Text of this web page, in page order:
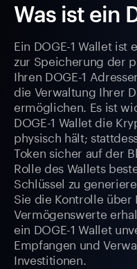
Was ist ein
Ein DOGE-1 Wallet ist
zur Speicherung der
Ihren DOGE-1
die Verwaltung Ihrer
ermöglichen. Es ist
DOGE-1 Wallet die
physisch hält;
Token sicher auf der
Rolle des Wallets
Schlüssel zu
Sie die Kontrolle über
Vermögenswerte
ein DOGE-1 Wallet
Empfangen und
Investitionen.